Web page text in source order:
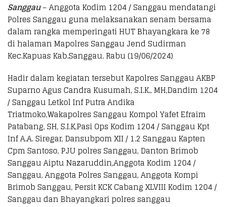
Sanggau– Anggota Kodim 1204 / Sanggau mendatangi
Polres Sanggau guna melaksanakan senam bersama
dalam rangka memperingati HUT Bhayangkara ke 78
di halaman Mapolres Sanggau Jend Sudirman
Kec.Kapuas Kab.Sanggau. Rabu (19/06/2024)
Hadir dalam kegiatan tersebut Kapolres Sanggau AKBP
Suparno Agus Candra Kusumah, S.I.K., MH,Dandim 1204
/ Sanggau Letkol Inf Putra Andika
Triatmoko,Wakapolres Sanggau Kompol Yafet Efraim
Patabang, SH, S.I.K,Pasi Ops Kodim 1204 / Sanggau Kpt
Inf A.A. Siregar, Dansubpom XII / 1.2 Sanggau Kapten
Cpm Santoso, PJU polres Sanggau, Danton Brimob
Sanggau Aiptu Nazaruddin,Anggota Kodim 1204 /
Sanggau, Anggota Polres Sanggau, Anggota Kompi
Brimob Sanggau, Persit KCK Cabang XLVIII Kodim 1204 /
Sanggau dan Bhayangkari polres sanggau